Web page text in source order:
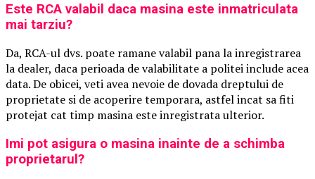
Este RCA valabil daca masina este inmatriculata
mai tarziu?
Da, RCA-ul dvs. poate ramane valabil pana la inregistrarea
la dealer, daca perioada de valabilitate a politei include acea
data. De obicei, veti avea nevoie de dovada dreptului de
proprietate si de acoperire temporara, astfel incat sa fiti
protejat cat timp masina este inregistrata ulterior.
Imi pot asigura o masina inainte de a schimba
proprietarul?